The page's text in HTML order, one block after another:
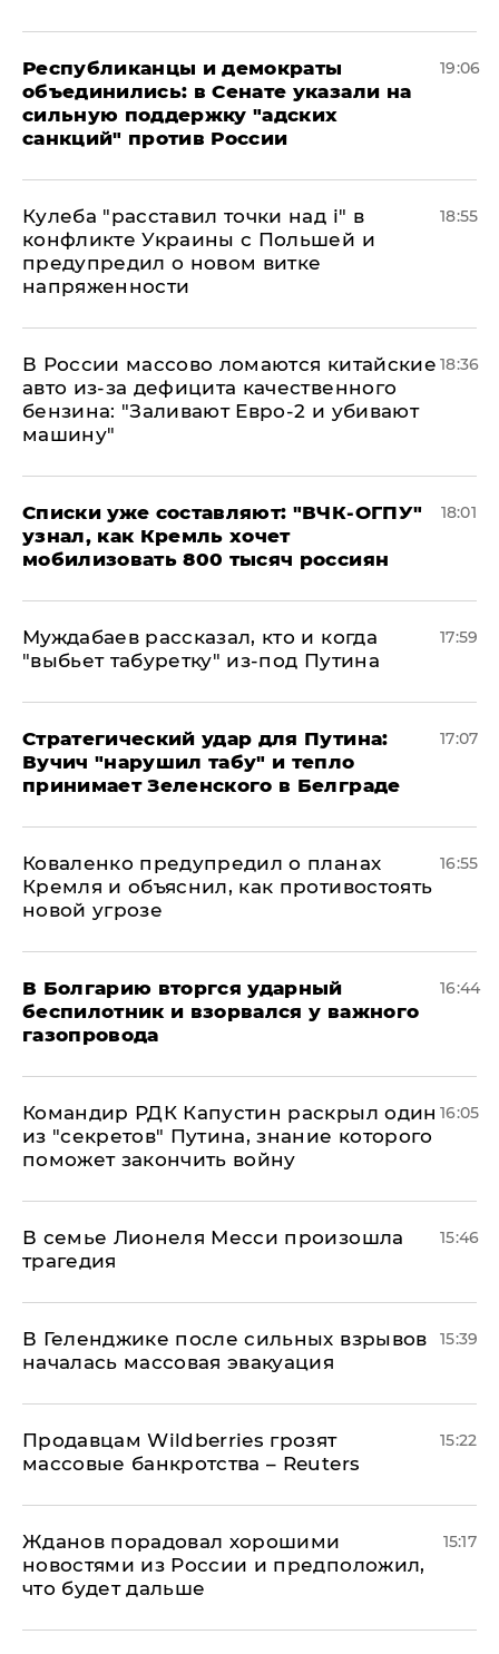
Республиканцы и демократы
объединились: в Сенате указали на
сильную поддержку "адских
санкций" против России
19:06
Кулеба "расставил точки над і" в
конфликте Украины с Польшей и
предупредил о новом витке
напряженности
18:55
В России массово ломаются китайские
авто из-за дефицита качественного
бензина: "Заливают Евро-2 и убивают
машину"
18:36
Списки уже составляют: "ВЧК-ОГПУ"
узнал, как Кремль хочет
мобилизовать 800 тысяч россиян
18:01
Муждабаев рассказал, кто и когда
"выбьет табуретку" из-под Путина
17:59
Стратегический удар для Путина:
Вучич "нарушил табу" и тепло
принимает Зеленского в Белграде
17:07
Коваленко предупредил о планах
Кремля и объяснил, как противостоять
новой угрозе
16:55
В Болгарию вторгся ударный
беспилотник и взорвался у важного
газопровода
16:44
Командир РДК Капустин раскрыл один
из "секретов" Путина, знание которого
поможет закончить войну
16:05
В семье Лионеля Месси произошла
трагедия
15:46
В Геленджике после сильных взрывов
началась массовая эвакуация
15:39
Продавцам Wildberries грозят
массовые банкротства – Reuters
15:22
Жданов порадовал хорошими
новостями из России и предположил,
что будет дальше
15:17